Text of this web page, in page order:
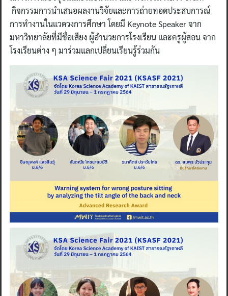
กิจกรรมการนำเสนอผลงานวิจัยและการถ่ายทอดประสบการณ์
การทำงานในแวดวงการศึกษา โดยมี Keynote Speaker จาก
มหาวิทยาลัยที่มีชื่อเสียง ผู้อำนวยการโรงเรียน และครูผู้สอน จาก
โรงเรียนต่าง ๆ มาร่วมแลกเปลี่ยนเรียนรู้ร่วมกัน